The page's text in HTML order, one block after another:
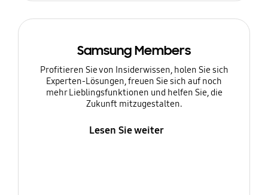
Samsung Members
Profitieren Sie von Insiderwissen, holen Sie sich
Experten-Lösungen, freuen Sie sich auf noch
mehr Lieblingsfunktionen und helfen Sie, die
Zukunft mitzugestalten.
Lesen Sie weiter